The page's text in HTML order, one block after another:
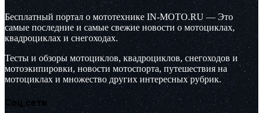
Бесплатный портал о мототехнике IN-MOTO.RU — Это
самые последние и самые свежие новости о мотоциклах,
квадроциклах и снегоходах.
Тесты и обзоры мотоциклов, квадроциклов, снегоходов и
мотоэкипировки, новости мотоспорта, путешествия на
мотоциклах и множество других интересных рубрик.
Соц.сети